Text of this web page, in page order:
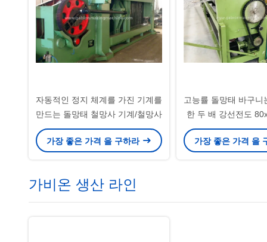
자동적인 정지 체계를 가진 기계를
만드는 돌망태 철망사 기계/철망사
가장 좋은 가격 을 구하라
고능률 돌망태 바구니
한 두 배 강선전도
쉬의 크기를 기계로
가장 좋은 가격 을
가비온 생산 라인